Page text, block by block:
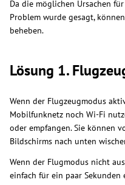
Da die möglichen Ursachen
Problem wurde gesagt,
beheben.
Lösung 1.
Wenn der Flugzeugmodus
Mobilfunknetz noch Wi-Fi
oder empfangen. Sie können
Bildschirms nach unten
Wenn der Flugmodus nicht
einfach für ein paar